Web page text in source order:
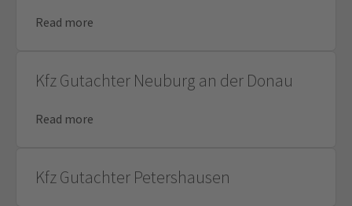
Read more
Kfz Gutachter Neuburg an der Donau
Read more
Kfz Gutachter Petershausen